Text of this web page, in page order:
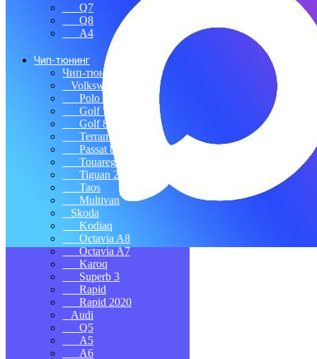
Q7
Q8
A4
Чип-тюнинг
Чип-тюнинг
Volkswagen
Polo 2020
Golf 7
Golf 8
Terramont
Passat b8
Touareg 3
Tiguan 2
Taos
Multivan
Skoda
Kodiaq
Octavia A8
Octavia A7
Karoq
Superb 3
Rapid
Rapid 2020
Audi
Q5
A5
A6